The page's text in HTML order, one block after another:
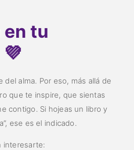
en tu
del alma. Por eso, más allá de
que te inspire, que sientas
contigo. Si hojeas un libro y
ese es el indicado.
interesarte: